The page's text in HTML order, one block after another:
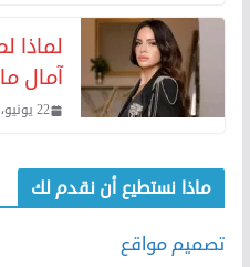
لماذا
آمال
22 يونيو، 2026
ماذا نستطيع أن نقدم لك
تصميم مواقع